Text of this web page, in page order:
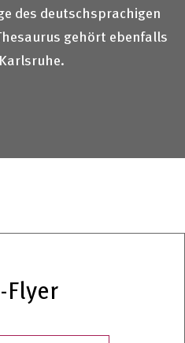
des deutschsprachigen
gehört ebenfalls
Flyer